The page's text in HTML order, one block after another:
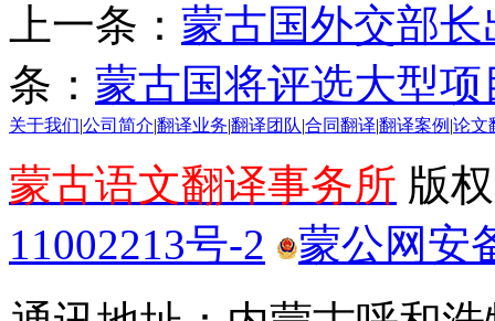
上一条： 蒙古国外交部长
条： 蒙古国将评选大型
关于我们 公司简介 翻译业务 翻译团队 合同翻译 翻译案例 论文
蒙古语文翻译事务所 版
11002213号-2
蒙公网安